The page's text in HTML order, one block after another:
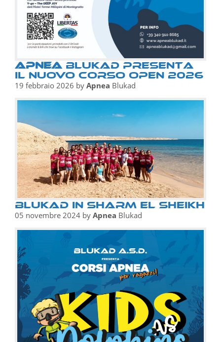
ApneaBluKAD presenta
il nuovo Corso OPEN 2026
19 febbraio 2026 by Apnea Blukad
Blukad in Sharm El Sheikh
05 novembre 2024 by Apnea Blukad